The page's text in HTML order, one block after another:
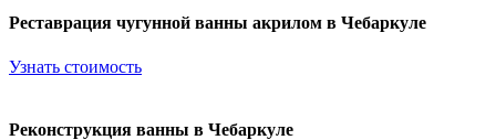
Реставрация чугунной ванны акрилом в Чебаркуле
Узнать стоимость
Реконструкция ванны в Чебаркуле